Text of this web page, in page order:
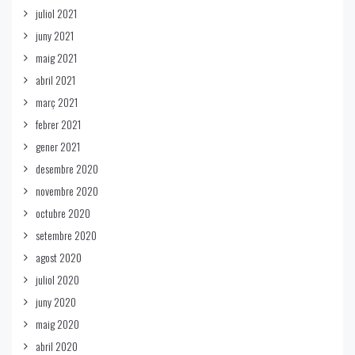
juliol 2021
juny 2021
maig 2021
abril 2021
març 2021
febrer 2021
gener 2021
desembre 2020
novembre 2020
octubre 2020
setembre 2020
agost 2020
juliol 2020
juny 2020
maig 2020
abril 2020